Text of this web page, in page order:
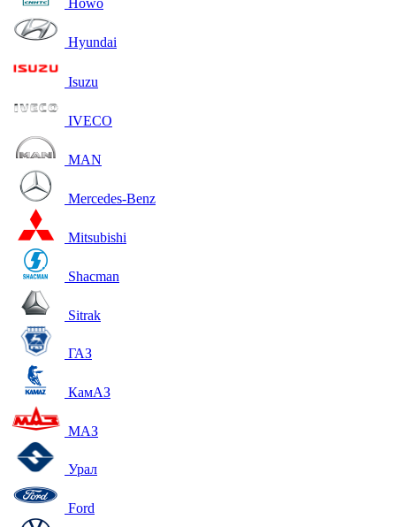
Howo
Hyundai
Isuzu
IVECO
MAN
Mercedes-Benz
Mitsubishi
Shacman
Sitrak
ГАЗ
КамАЗ
МАЗ
Урал
Ford